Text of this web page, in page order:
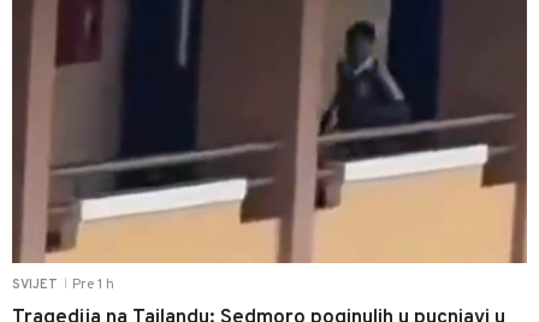
SVIJET Pre 1 h